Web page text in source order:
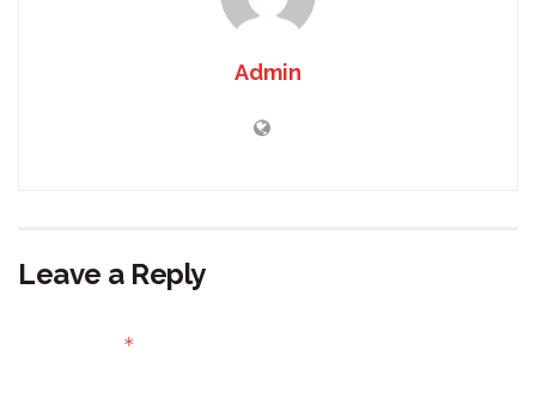
Admin
Leave a Reply
*